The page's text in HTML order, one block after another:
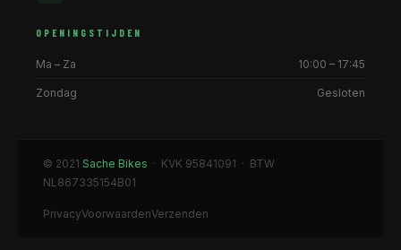
OPENINGSTIJDEN
Ma – Za 10:00 – 17:45
Zondag Gesloten
© 2021 Sache Bikes · KVK 95841091 · BTW
NL867335154B01
PrivacyVoorwaardenVerzenden